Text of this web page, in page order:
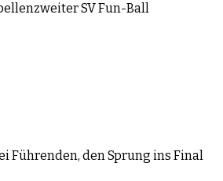
SV Fun-Ball
Führenden, den Sprung ins Final